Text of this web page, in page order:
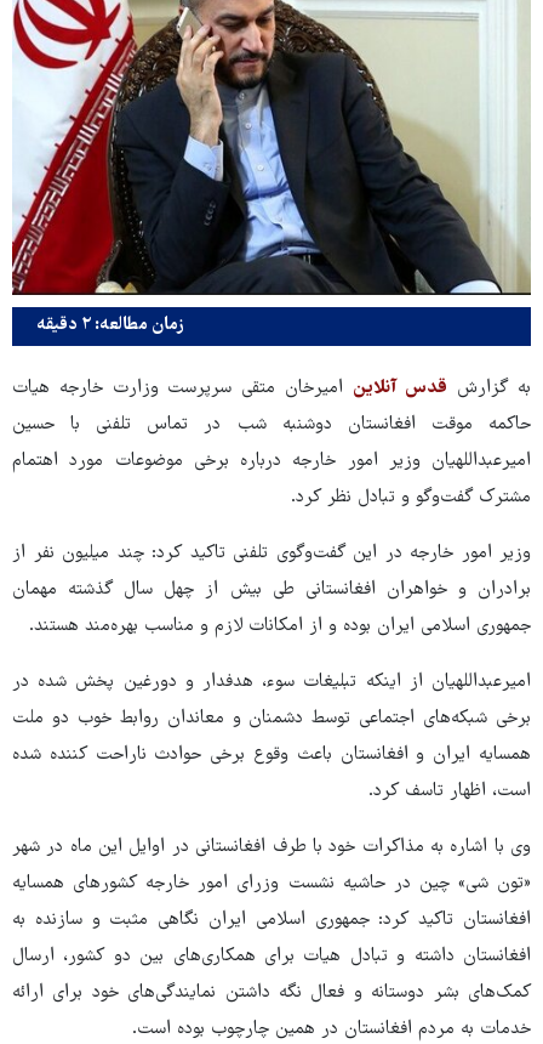
زمان مطالعه: ۲ دقیقه
به گزارش قدس آنلاین امیرخان متقی سرپرست وزارت خارجه هیات
حاکمه موقت افغانستان دوشنبه شب در تماس تلفنی با حسین
امیرعبداللهیان وزیر امور خارجه درباره برخی موضوعات مورد اهتمام
مشترک گفت‌وگو و تبادل نظر کرد.
وزیر امور خارجه در این گفت‌وگوی تلفنی تاکید کرد: چند میلیون نفر از
برادران و خواهران افغانستانی طی بیش از چهل سال گذشته مهمان
جمهوری اسلامی ایران بوده و از امکانات لازم و مناسب بهره‌مند هستند.
امیرعبداللهیان از اینکه تبلیغات سوء، هدفدار و دورغین پخش شده در
برخی شبکه‌های اجتماعی توسط دشمنان و معاندان روابط خوب دو ملت
همسایه ایران و افغانستان باعث وقوع برخی حوادث ناراحت کننده شده
است، اظهار تاسف کرد.
وی با اشاره به مذاکرات خود با طرف افغانستانی در اوایل این ماه در شهر
«تون شی» چین در حاشیه نشست وزرای امور خارجه کشورهای همسایه
افغانستان تاکید کرد: جمهوری اسلامی ایران نگاهی مثبت و سازنده به
افغانستان داشته و تبادل هیات برای همکاری‌های بین دو کشور، ارسال
کمک‌های بشر دوستانه و فعال نگه‌ داشتن نمایندگی‌های خود برای ارائه
خدمات به مردم افغانستان در همین چارچوب بوده است.